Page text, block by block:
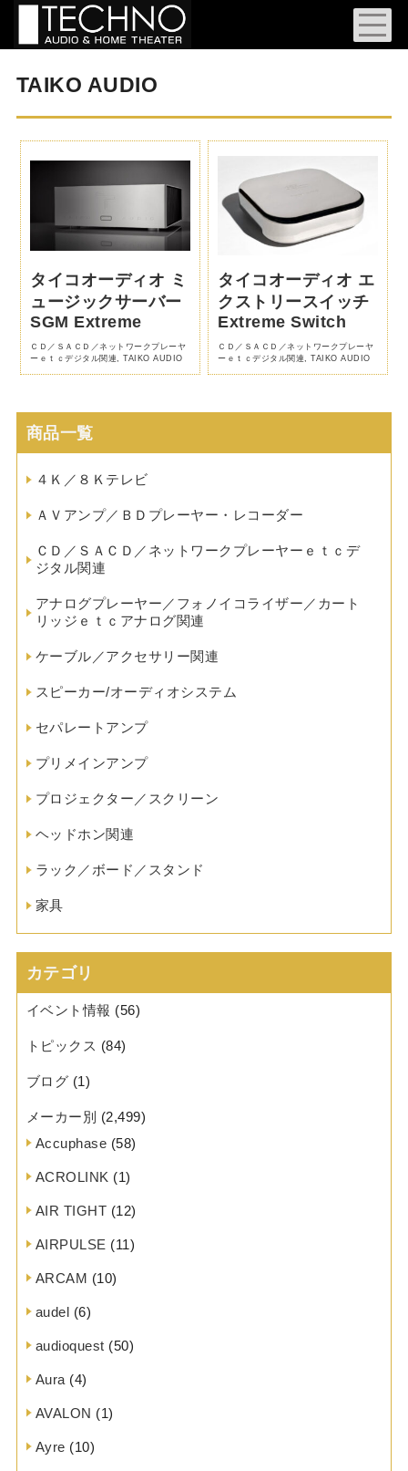
TAIKO AUDIO
タイコオーディオ ミ
ュージックサーバー
SGM Extreme
ＣＤ／ＳＡＣＤ／ネットワークプレーヤ
ーｅｔｃデジタル関連,TAIKO AUDIO
タイコオーディオ エ
クストリースイッチ
Extreme Switch
ＣＤ／ＳＡＣＤ／ネットワークプレーヤ
ーｅｔｃデジタル関連,TAIKO AUDIO
商品一覧
４Ｋ／８Ｋテレビ
ＡＶアンプ／ＢＤプレーヤー・レコーダー
ＣＤ／ＳＡＣＤ／ネットワークプレーヤーｅｔｃデ
ジタル関連
アナログプレーヤー／フォノイコライザー／カート
リッジｅｔｃアナログ関連
ケーブル／アクセサリー関連
スピーカー/オーディオシステム
セパレートアンプ
プリメインアンプ
プロジェクター／スクリーン
ヘッドホン関連
ラック／ボード／スタンド
家具
カテゴリ
イベント情報 (56)
トピックス (84)
ブログ (1)
メーカー別 (2,499)
Accuphase (58)
ACROLINK (1)
AIR TIGHT (12)
AIRPULSE (11)
ARCAM (10)
audel (6)
audioquest (50)
Aura (4)
AVALON (1)
Ayre (10)